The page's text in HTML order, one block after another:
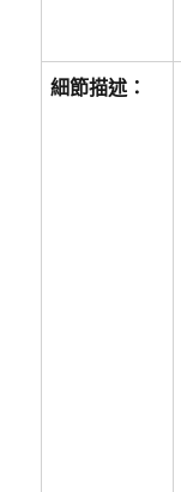
細節描述：